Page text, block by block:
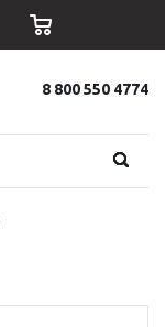
8 800 550 4774